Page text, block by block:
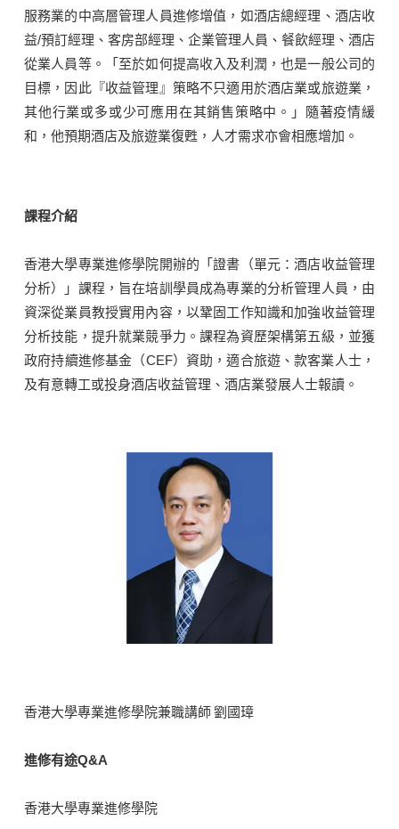
服務業的中高層管理人員進修增值，如酒店總經理、酒店收
益/預訂經理、客房部經理、企業管理人員、餐飲經理、酒店
從業人員等。「至於如何提高收入及利潤，也是一般公司的
目標，因此『收益管理』策略不只適用於酒店業或旅遊業，
其他行業或多或少可應用在其銷售策略中。」隨著疫情緩
和，他預期酒店及旅遊業復甦，人才需求亦會相應增加。
課程介紹
香港大學專業進修學院開辦的「證書（單元：酒店收益管理
分析）」課程，旨在培訓學員成為專業的分析管理人員，由
資深從業員教授實用內容，以鞏固工作知識和加強收益管理
分析技能，提升就業競爭力。課程為資歷架構第五級，並獲
政府持續進修基金（CEF）資助，適合旅遊、款客業人士，
及有意轉工或投身酒店收益管理、酒店業發展人士報讀。
香港大學專業進修學院兼職講師 劉國璋
進修有途Q&A
香港大學專業進修學院